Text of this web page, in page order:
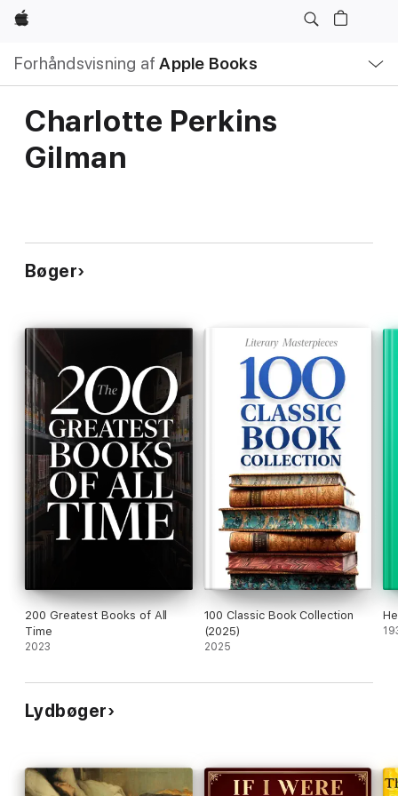
Apple
Forhåndsvisning af Apple Books
navigation
åbn
Charlotte Perkins
Gilman
Bøger
200 Greatest Books of All
Time
2023
100 Classic Book Collection
(2025)
2025
Lydbøger